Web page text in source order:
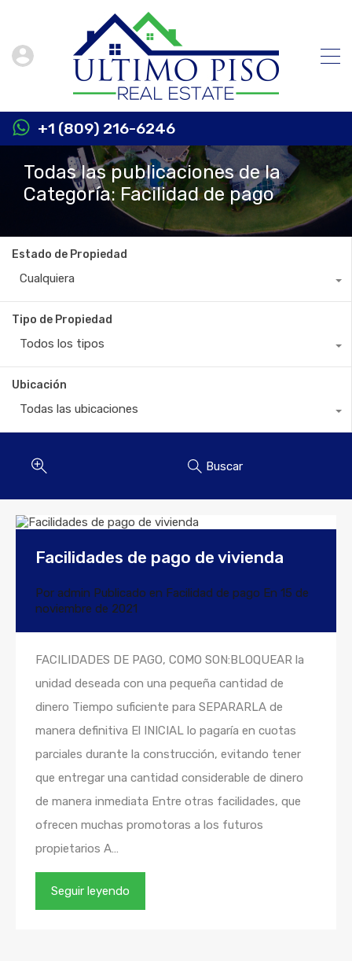
+1 (809) 216-6246
Todas las publicaciones de la
Categoría: Facilidad de pago
Estado de Propiedad
Cualquiera
Tipo de Propiedad
Todos los tipos
Ubicación
Todas las ubicaciones
Buscar
Facilidades de pago de vivienda
Por admin Publicado en Facilidad de pago En 15 de
noviembre de 2021
FACILIDADES DE PAGO, COMO SON:BLOQUEAR la
unidad deseada con una pequeña cantidad de
dinero Tiempo suficiente para SEPARARLA de
manera definitiva El INICIAL lo pagaría en cuotas
parciales durante la construcción, evitando tener
que entregar una cantidad considerable de dinero
de manera inmediata Entre otras facilidades, que
ofrecen muchas promotoras a los futuros
propietarios A…
Seguir leyendo